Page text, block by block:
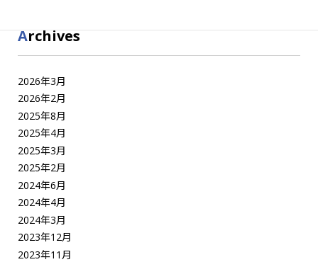
Archives
2026年3月
2026年2月
2025年8月
2025年4月
2025年3月
2025年2月
2024年6月
2024年4月
2024年3月
2023年12月
2023年11月